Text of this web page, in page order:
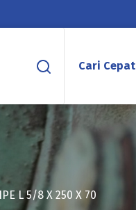
Cari Cepat
L 5/8 X 250 X 70